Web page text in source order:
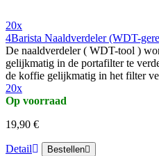
20x
4Barista Naaldverdeler (WDT-
De naaldverdeler ( WDT-tool )
gelijkmatig in de portafilter te
de koffie gelijkmatig in het filter
20x
Op voorraad
19,90 €
Detail Bestellen